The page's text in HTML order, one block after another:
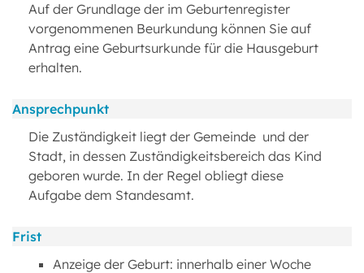
Auf der Grundlage der im Geburtenregister
vorgenommenen Beurkundung können Sie auf
Antrag eine Geburtsurkunde für die Hausgeburt
erhalten.
Ansprechpunkt
Die Zuständigkeit liegt der Gemeinde und der
Stadt, in dessen Zuständigkeitsbereich das Kind
geboren wurde. In der Regel obliegt diese
Aufgabe dem Standesamt.
Frist
Anzeige der Geburt: innerhalb einer Woche